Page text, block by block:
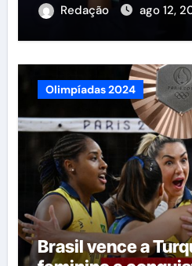
Redação ago 12,
Olimpíadas 2024
Brasil vence a